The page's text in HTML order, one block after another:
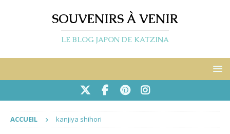
SOUVENIRS À VENIR
LE BLOG JAPON DE KATZINA
ACCUEIL kanjiya shihori